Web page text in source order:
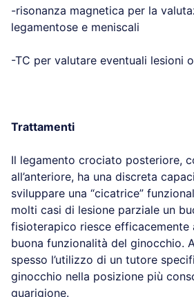
-risonanza magnetica per la
legamentose e meniscali
-TC per valutare eventuali lesioni
Trattamenti
Il legamento crociato posteriore,
all’anteriore, ha una discreta
sviluppare una “cicatrice”
molti casi di lesione parziale un
fisioterapico riesce efficacemente
buona funzionalità del ginocchio.
spesso l’utilizzo di un tutore
ginocchio nella posizione più
guarigione.